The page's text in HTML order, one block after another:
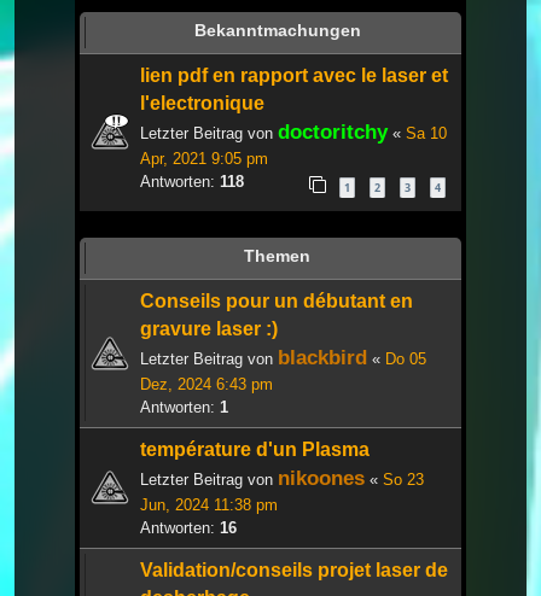
Bekanntmachungen
lien pdf en rapport avec le laser et
l'electronique
Letzter Beitrag von doctoritchy« Sa 10
Apr, 2021 9:05 pm
Antworten: 118 1 2 3 4
Themen
Conseils pour un débutant en
gravure laser :)
Letzter Beitrag von blackbird « Do 05
Dez, 2024 6:43 pm
Antworten: 1
température d'un Plasma
Letzter Beitrag von nikoones « So 23
Jun, 2024 11:38 pm
Antworten: 16
Validation/conseils projet laser de